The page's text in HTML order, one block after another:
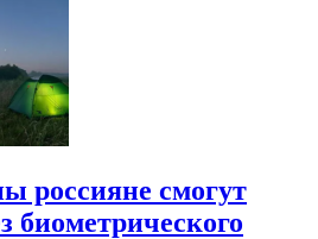
россияне смогут
биометрического